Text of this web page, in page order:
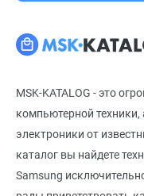
MSK-KATALOG - это
компьютерной техники,
электроники от
каталог вы найдете
Samsung